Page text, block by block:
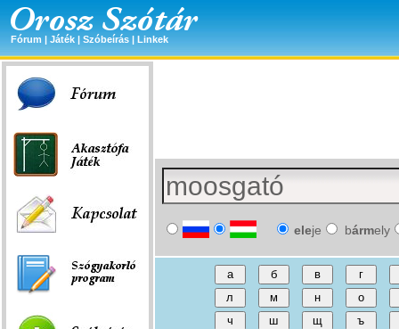
Fórum | Játék | Szóbeírás | Linkek
eleje bármely